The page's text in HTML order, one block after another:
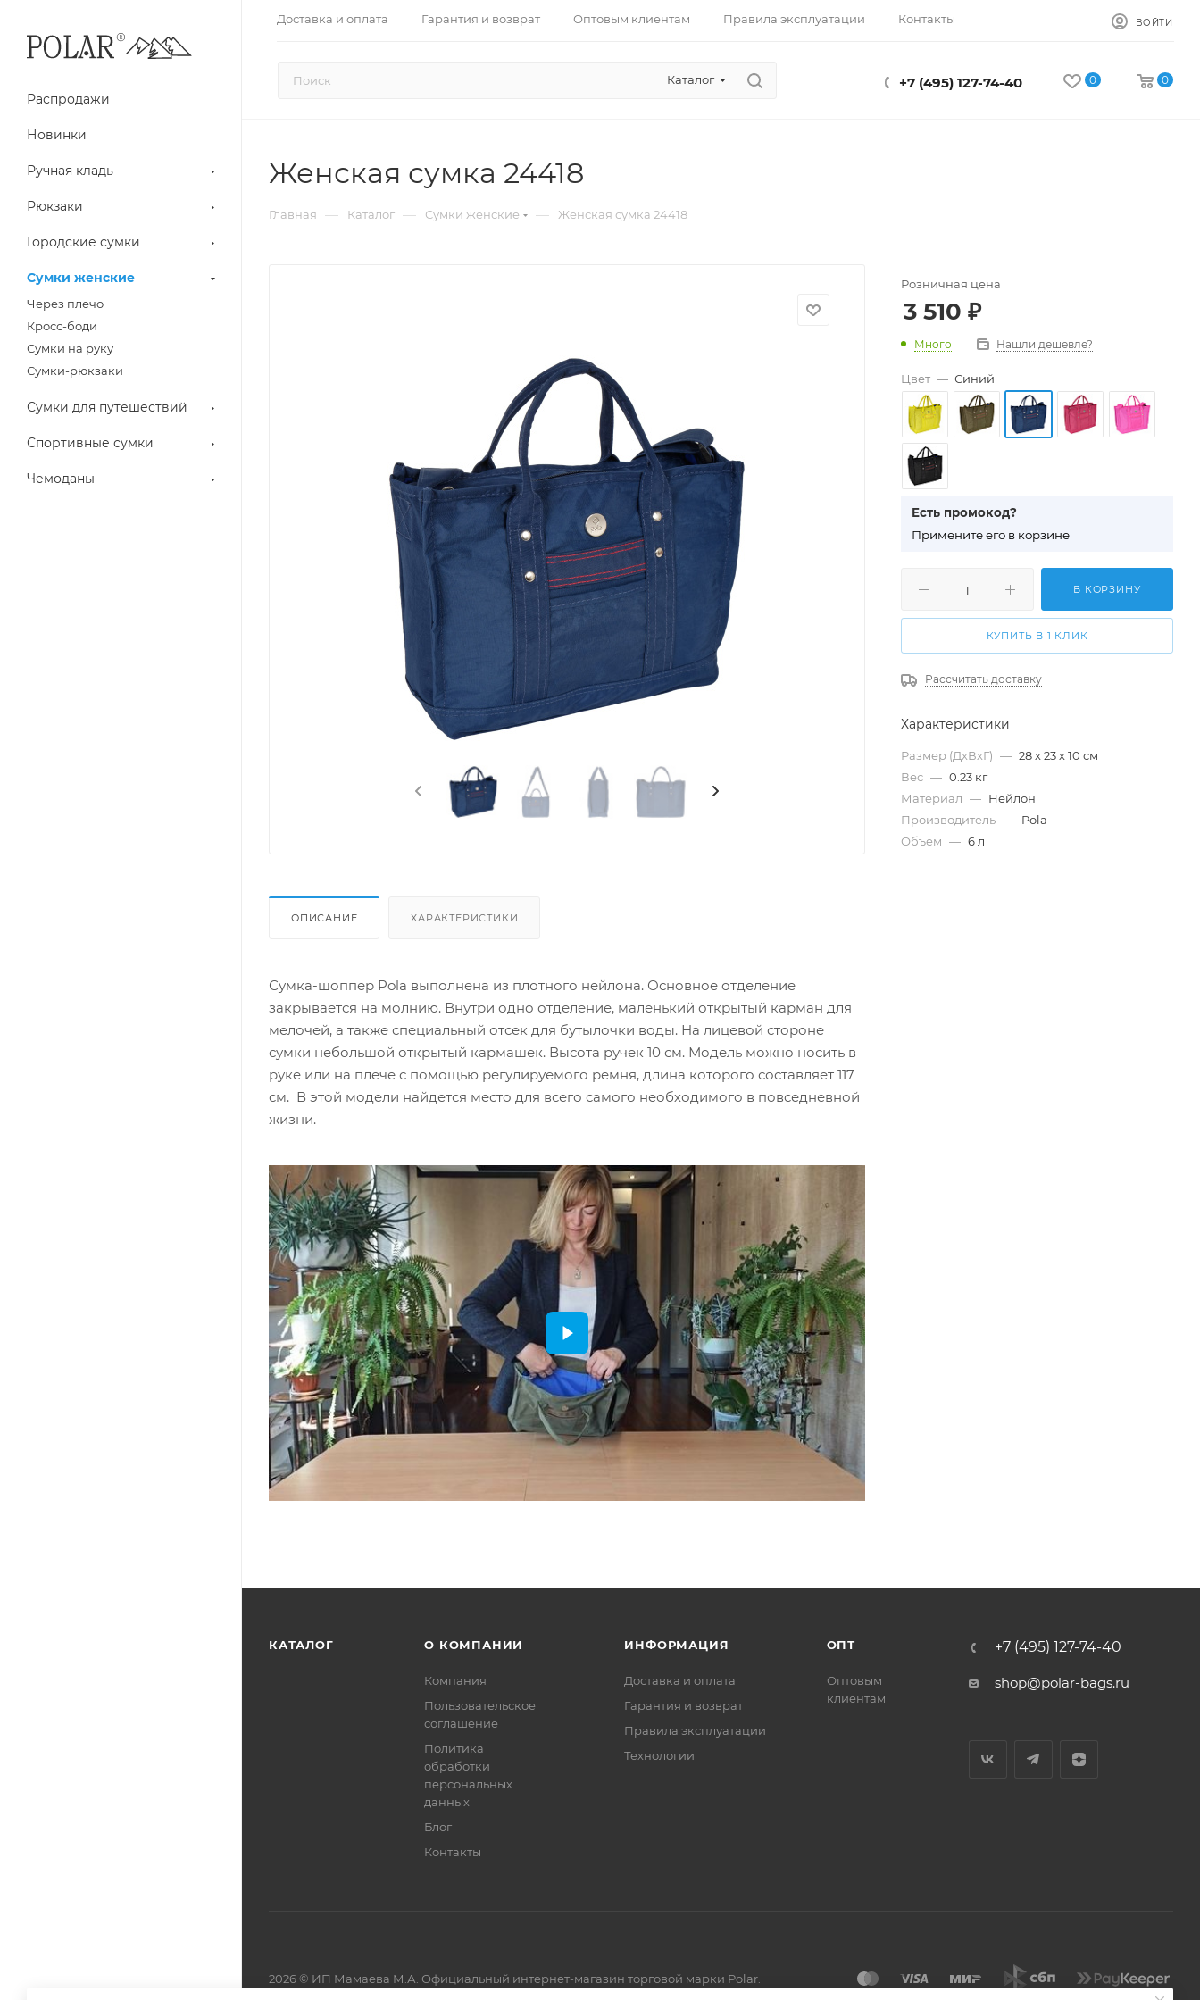
Доставка и оплата Гарантия и возврат Оптовым клиентам Правила эксплуатации Контакты ВОЙТИ
Каталог +7 (495) 127-74-40 0 0
Распродажи
Новинки
Ручная кладь
Рюкзаки
Городские сумки
Сумки женские
Через плечо
Кросс-боди
Сумки на руку
Сумки-рюкзаки
Сумки для путешествий
Спортивные сумки
Чемоданы
Женская сумка 24418
Главная — Каталог — Сумки женские — Женская сумка 24418
ОПИСАНИЕ ХАРАКТЕРИСТИКИ
Сумка-шоппер Pola выполнена из плотного нейлона. Основное отделение
закрывается на молнию. Внутри одно отделение, маленький открытый карман для
мелочей, а также специальный отсек для бутылочки воды. На лицевой стороне
сумки небольшой открытый кармашек. Высота ручек 10 см. Модель можно носить в
руке или на плече с помощью регулируемого ремня, длина которого составляет 117
см. В этой модели найдется место для всего самого необходимого в повседневной
жизни.
Розничная цена
3 510 ₽
Много Нашли дешевле?
Цвет — Синий
Есть промокод?
Примените его в корзине
В КОРЗИНУ
КУПИТЬ В 1 КЛИК
Рассчитать доставку
Характеристики
Размер (ДхВхГ) — 28 х 23 х 10 см
Вес — 0.23 кг
Материал — Нейлон
Производитель — Pola
Объем — 6 л
КАТАЛОГ О КОМПАНИИ
Компания
Пользовательское
соглашение
Политика
обработки
персональных
данных
Блог
Контакты
ИНФОРМАЦИЯ
Доставка и оплата
Гарантия и возврат
Правила эксплуатации
Технологии
ОПТ
Оптовым
клиентам
+7 (495) 127-74-40
shop@polar-bags.ru
2026 © ИП Мамаева М.А. Официальный интернет-магазин торговой марки Polar.